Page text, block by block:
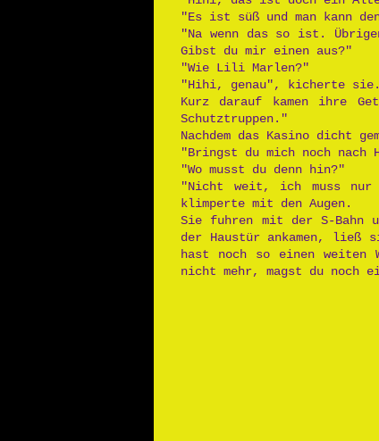
"Es ist süß und man kann
"Na wenn das so ist.
Gibst du mir einen aus?"
"Wie Lili Marlen?"
"Hihi, genau", kicherte sie.
Kurz darauf kamen ihre
Schutztruppen."
Nachdem das Kasino dicht
"Bringst du mich noch
"Wo musst du denn hin?"
"Nicht weit, ich muss nur
klimperte mit den Augen.
Sie fuhren mit der S-Bahn
der Haustür ankamen, ließ
hast noch so einen weiten
nicht mehr, magst du noch